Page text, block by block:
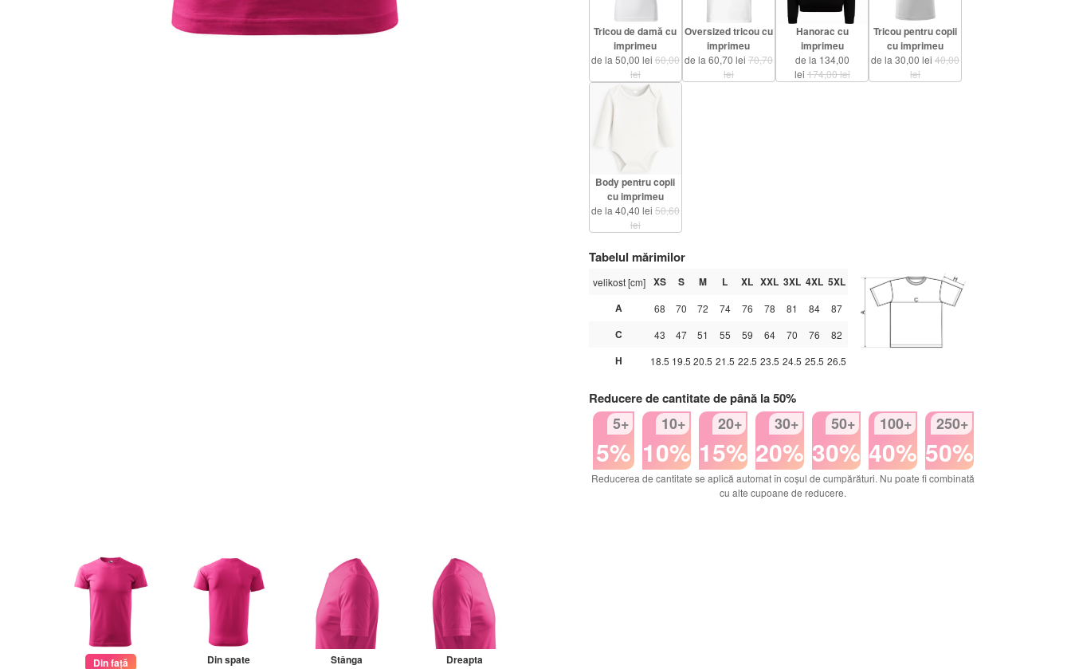
Din față Din spate Stânga Dreapta
Tricou de damă cu
imprimeu
de la 50,00 lei 60,00
lei
Oversized tricou cu
imprimeu
de la 60,70 lei 70,70
lei
Hanorac cu
imprimeu
de la 134,00
lei174,00 lei
Tricou pentru copii
cu imprimeu
de la 30,00 lei40,00
lei
Body pentru copii
cu imprimeu
de la 40,40 lei 50,60
lei
Tabelul mărimilor
velikost [cm] XS S M L XL XXL 3XL 4XL 5XL
A
68 70 72 74 76 78 81 84 87
C 43 47 51 55 59 64 70 76 82
H 18.5 19.5 20.5 21.5 22.5 23.5 24.5 25.5 26.5
Reducere de cantitate de până la 50%
5+
5%
10+
10%
20+
15%
30+
20%
50+
30%
100+
40%
250+
50%
Reducerea de cantitate se aplică automat în coșul de cumpărături. Nu poate fi combinată
cu alte cupoane de reducere.